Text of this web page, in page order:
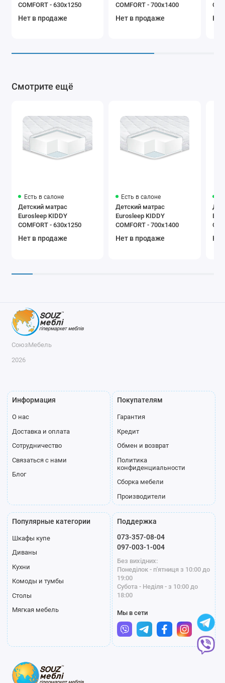
COMFORT - 630х1250
Нет в продаже
COMFORT - 700х1400
Нет в продаже
Смотрите ещё
Есть в салоне
Детский матрас
Eurosleep KIDDY
COMFORT - 630х1250
Нет в продаже
Есть в салоне
Детский матрас
Eurosleep KIDDY
COMFORT - 700х1400
Нет в продаже
СоюзМебель
2026
Информация
О нас
Доставка и оплата
Сотрудничество
Связаться с нами
Блог
Покупателям
Гарантия
Кредит
Обмен и возврат
Политика
конфиденциальности
Сборка мебели
Производители
Популярные категории
Шкафы купе
Диваны
Кухни
Комоды и тумбы
Столы
Мягкая мебель
Поддержка
073-357-08-04
097-003-1-004
Без вихідних:
Понеділок - п'ятниця з 10:00 до
19:00
Субота - Неділя - з 10:00 до
18:00
Мы в сети